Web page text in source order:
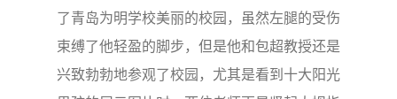
了青岛为明学校美丽的校园，虽然左腿的受伤
束缚了他轻盈的脚步，但是他和包超教授还是
兴致勃勃地参观了校园，尤其是看到十大阳光